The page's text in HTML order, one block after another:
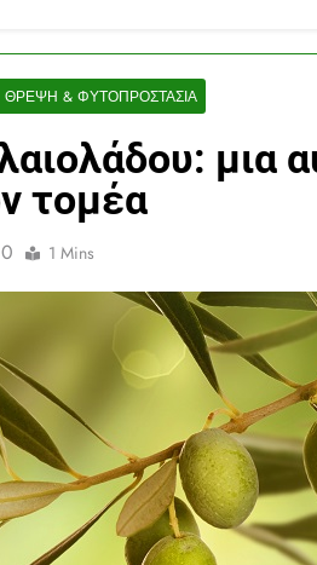
ΘΡΕΨΗ & ΦΥΤΟΠΡΟΣΤΑΣΊΑ
μια
τομέα
0 1 Mins